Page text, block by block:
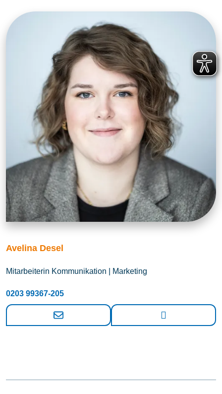
Avelina Desel
Mitarbeiterin Kommunikation | Marketing
0203 99367-205